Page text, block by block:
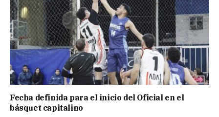
Fecha definida para el inicio del Oficial en el
básquet capitalino